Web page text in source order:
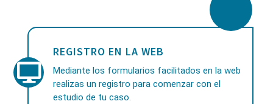
REGISTRO EN LA WEB
Mediante los formularios facilitados en la web
realizas un registro para comenzar con el
estudio de tu caso.